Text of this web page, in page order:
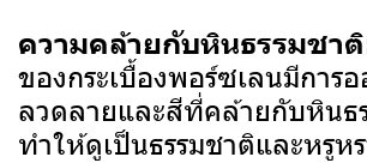
ความคล้ายกับหินธรรมชา
ของกระเบื้องพอร์ซเลนมีการ
ลวดลายและสีที่คล้ายกับหินธ
ทำให้ดูเป็นธรรมชาติและหรูห